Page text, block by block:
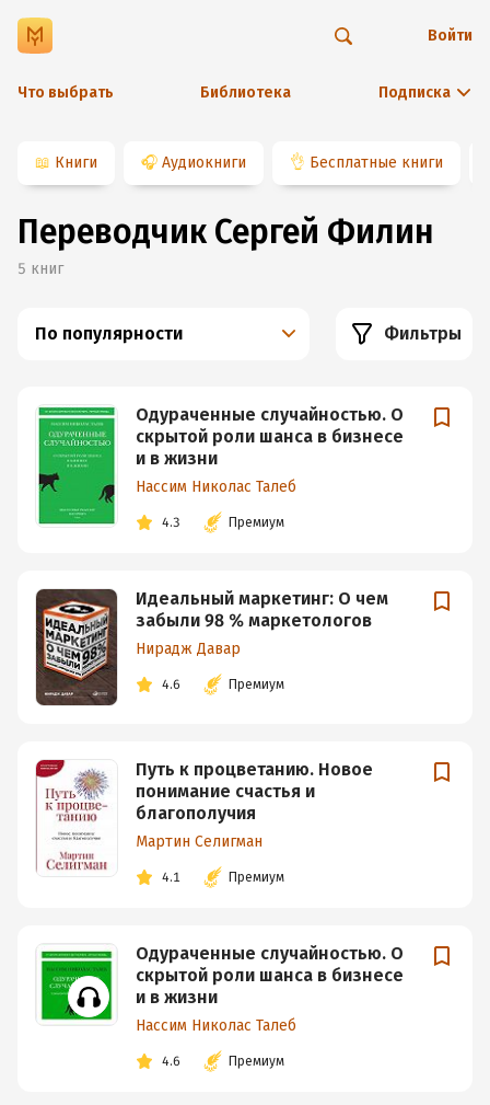
Что выбрать Библиотека Подписка
Войти
📖 Книги 🎧 Аудиокниги 👌 Бесплатные книги
Переводчик Сергей Филин
5 книг
По популярности Фильтры
Одураченные случайностью. О
скрытой роли шанса в бизнесе
и в жизни
Нассим Николас Талеб
4.3 Премиум
Идеальный маркетинг: О чем
забыли 98 % маркетологов
Нирадж Давар
4.6 Премиум
Путь к процветанию. Новое
понимание счастья и
благополучия
Мартин Селигман
4.1 Премиум
Одураченные случайностью. О
скрытой роли шанса в бизнесе
и в жизни
Нассим Николас Талеб
4.6 Премиум